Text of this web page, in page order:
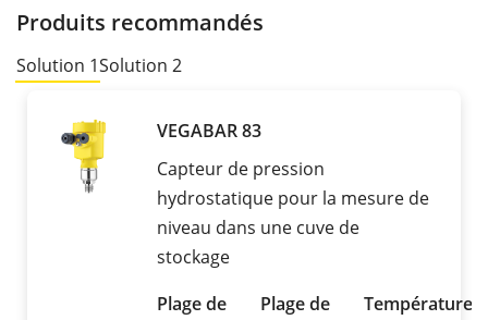
Produits recommandés
Solution 1Solution 2
VEGABAR 83
Capteur de pression
hydrostatique pour la mesure de
niveau dans une cuve de
stockage
Plage de
Plage de
Température